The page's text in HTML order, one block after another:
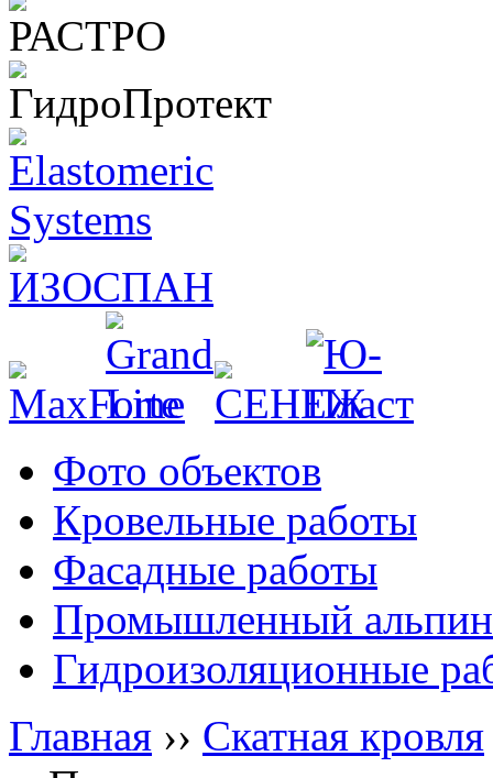
Фото объектов
Кровельные работы
Фасадные работы
Промышленный
Гидроизоляционные
Главная ›› Скатная кровля